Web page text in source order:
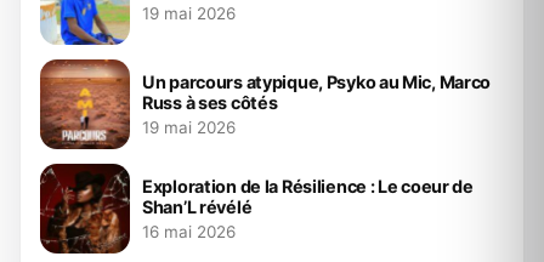
19 mai 2026
Un parcours atypique, Psyko au Mic, Marco
Russ à ses côtés
19 mai 2026
Exploration de la Résilience : Le coeur de
Shan’L révélé
16 mai 2026